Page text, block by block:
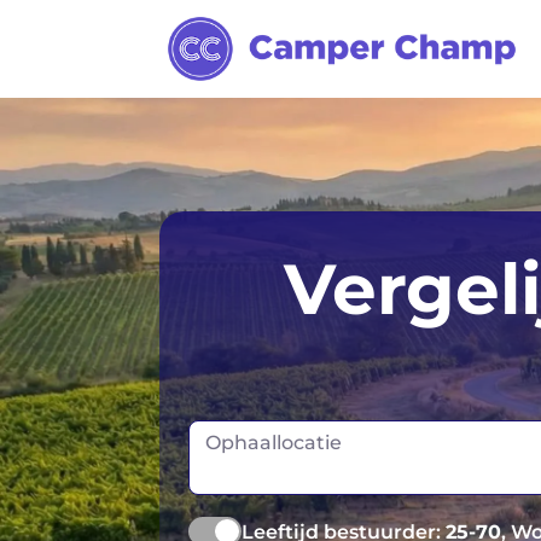
Alice Springs
Brisbane
Broome
Cairns
Gold Coast
Hobart
Launceston
Ophaallocatie
Leeftijd bestuurder:25-70,